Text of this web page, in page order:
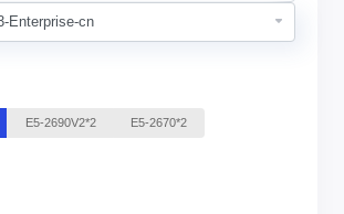
E5-2690V2*2 E5-2670*2